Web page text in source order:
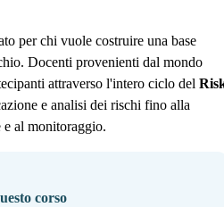
per chi vuole costruire una base
Docenti provenienti dal mondo
attraverso l'intero ciclo del
e analisi dei rischi fino alla
al monitoraggio.
corso